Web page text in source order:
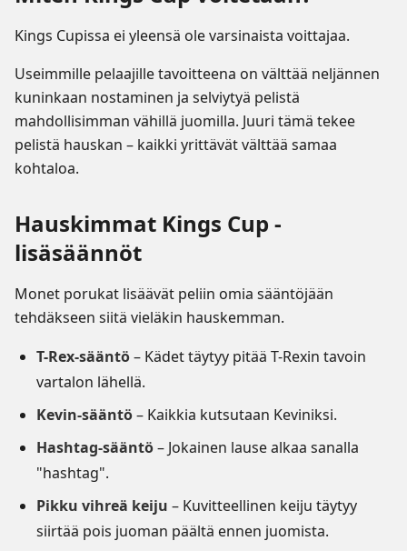
Kings Cupissa ei yleensä ole varsinaista voittajaa.
Useimmille pelaajille tavoitteena on välttää neljännen
kuninkaan nostaminen ja selviytyä pelistä
mahdollisimman vähillä juomilla. Juuri tämä tekee
pelistä hauskan – kaikki yrittävät välttää samaa
kohtaloa.
Hauskimmat Kings Cup -
lisäsäännöt
Monet porukat lisäävät peliin omia sääntöjään
tehdäkseen siitä vieläkin hauskemman.
T-Rex-sääntö– Kädet täytyy pitää T-Rexin tavoin
vartalon lähellä.
Kevin-sääntö– Kaikkia kutsutaan Keviniksi.
Hashtag-sääntö– Jokainen lause alkaa sanalla
"hashtag".
Pikku vihreä keiju – Kuvitteellinen keiju täytyy
siirtää pois juoman päältä ennen juomista.